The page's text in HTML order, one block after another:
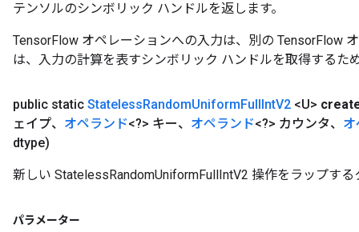
テンソルのシンボリック ハンドルを返します。
TensorFlow オペレーションへの入力は、別の TensorFlow
は、入力の計算を表すシンボリック ハンドルを取得するた
public static StatelessRandomUniformFullIntV2 <U>
ェイプ、 オペランド<?> キー、 オペランド<?> カウンタ、 オ
dtype)
新しい StatelessRandomUniformFullIntV2 操作をラップす
パラメーター